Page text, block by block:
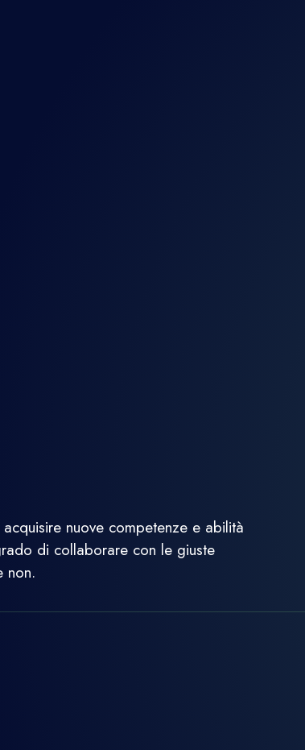
nuove competenze e abilità
di collaborare con le giuste
non.